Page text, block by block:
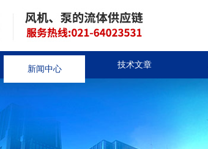
新闻中心 技术文章